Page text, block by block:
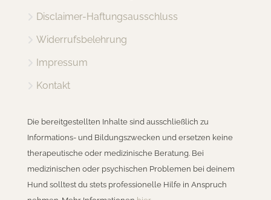
Disclaimer-Haftungsausschluss
Widerrufsbelehrung
Impressum
Kontakt
Die bereitgestellten Inhalte sind ausschließlich zu
Informations- und Bildungszwecken und ersetzen keine
therapeutische oder medizinische Beratung. Bei
medizinischen oder psychischen Problemen bei deinem
Hund solltest du stets professionelle Hilfe in Anspruch